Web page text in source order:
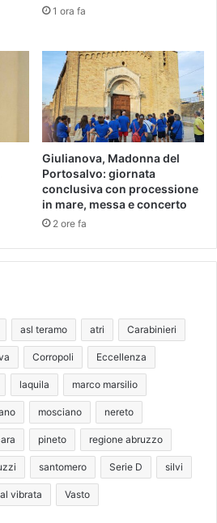
1 ora fa
Giulianova, Madonna del
Portosalvo: giornata
conclusiva con processione
in mare, messa e concerto
2 ore fa
asl teramo atri Carabinieri
Corropoli Eccellenza
laquila marco marsilio
mosciano nereto
pineto regione abruzzo
santomero Serie D silvi
vibrata Vasto